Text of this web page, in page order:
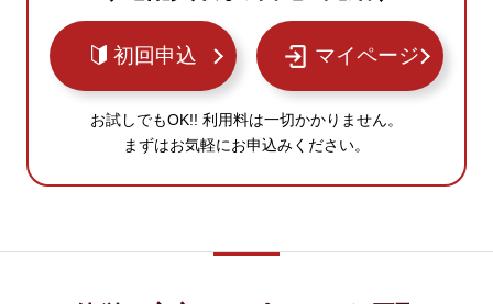
初回申込 マイページ
お試しでもOK!! 利用料は一切かかりません。
まずはお気軽にお申込みください。